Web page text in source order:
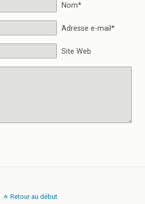
Nom*
Adresse e-mail*
Site Web
Retour au début